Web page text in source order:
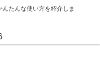
たんな使い方を紹介しま